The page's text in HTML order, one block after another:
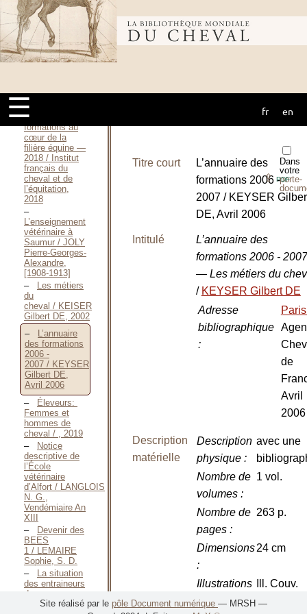
Bibliothèque
mondiale du
cheval
☰ fr en
Les
formations
diplômantes et
qualifiantes
2017-
2018 / Institut
l’équitation,
2017
formations au
cœur de la
filière équine —
2018 / Institut
français du
cheval et de
l’équitation,
2018
L’enseignement
vétérinaire à
Saumur / JOLY
Pierre-Georges-
Alexandre,
[1908-1913]
Les métiers
du
cheval / KEISER
Gilbert DE, 2002
L’annuaire
des formations
2006 -
2007 / KEYSER
Gilbert DE,
Avril 2006
Éleveurs:
Femmes et
hommes de
cheval / , 2019
Notice
descriptive de
l’École
vétérinaire
d’Alfort / LANGLOIS
N. G.,
Vendémiaire An
XIII
Devenir des
BEES
1 / LEMAIRE
Sophie, S. D.
La situation
des entraineurs
de
courses / LENOIR
Dans
votre
porte-
⇪ PDF
Titre court
L’annuaire des
formations 2006 -
2007 / KEYSER
DE, Avril 2006
Intitulé
L’annuaire des
formations 2006 - 2007
— Les métiers du
/ KEYSER Gilbert DE
Adresse
bibliographique
:
de
Avril
2006
Description
matérielle
Description
physique:
avec une
Nombre de
volumes:
1 vol.
Nombre de
pages:
263 p.
Dimensions
:
24 cm
Illustrations
:
Ill. Couv.
Site réalisé par le pôle Document numérique — MRSH —